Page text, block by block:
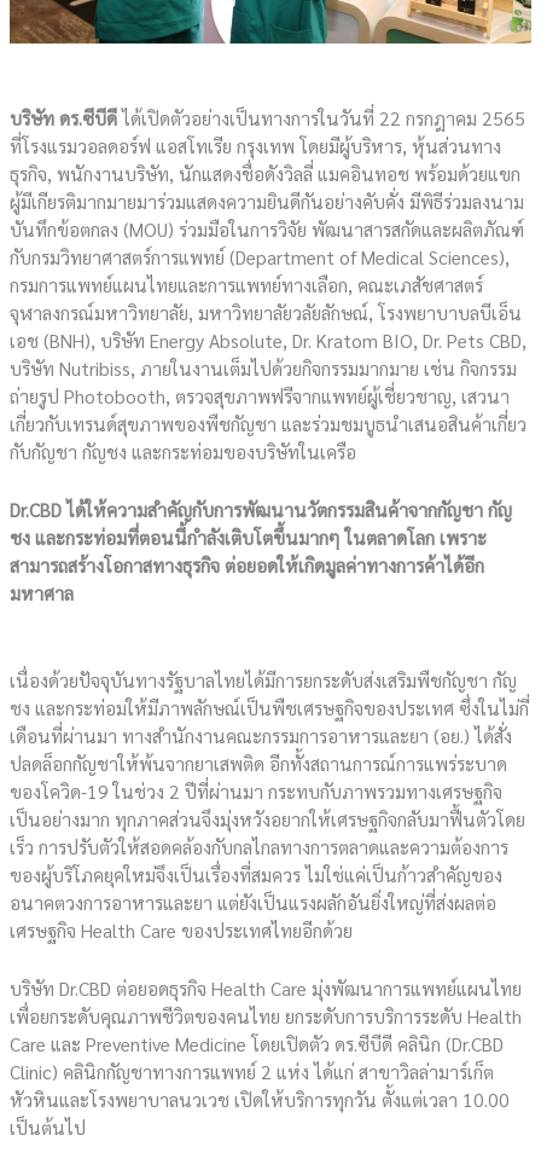
บริษัท ดร.ซีบีดีได้เปิดตัวอย่างเป็นทางการในวันที่ 22 กรกฎาคม 2565
ที่โรงแรมวอลดอร์ฟ แอสโทเรีย กรุงเทพ โดยมีผู้บริหาร, หุ้นส่วนทาง
ธุรกิจ, พนักงานบริษัท, นักแสดงชื่อดังวิลลี่ แมคอินทอช พร้อมด้วยแขก
ผู้มีเกียรติมากมายมาร่วมแสดงความยินดีกันอย่างคับคั่ง มีพิธีร่วมลงนาม
บันทึกข้อตกลง (MOU) ร่วมมือในการวิจัย พัฒนาสารสกัดและผลิตภัณฑ์
กับกรมวิทยาศาสตร์การแพทย์ (Department of Medical Sciences),
กรมการแพทย์แผนไทยและการแพทย์ทางเลือก, คณะเภสัชศาสตร์
จุฬาลงกรณ์มหาวิทยาลัย, มหาวิทยาลัยวลัยลักษณ์, โรงพยาบาบลบีเอ็น
เอช (BNH), บริษัท Energy Absolute, Dr. Kratom BIO, Dr. Pets CBD,
บริษัท Nutribiss, ภายในงานเต็มไปด้วยกิจกรรมมากมาย เช่น กิจกรรม
ถ่ายรูป Photobooth, ตรวจสุขภาพฟรีจากแพทย์ผู้เชี่ยวชาญ, เสวนา
เกี่ยวกับเทรนด์สุขภาพของพืชกัญชา และร่วมชมบูธนำเสนอสินค้าเกี่ยว
กับกัญชา กัญชง และกระท่อมของบริษัทในเครือ
Dr.CBDได้ให้ความสำคัญกับการพัฒนานวัตกรรมสินค้าจากกัญชา กัญ
ชง และกระท่อมที่ตอนนี้กำลังเติบโตขึ้นมากๆ ในตลาดโลก เพราะ
สามารถสร้างโอกาสทางธุรกิจ ต่อยอดให้เกิดมูลค่าทางการค้าได้อีก
มหาศาล
เนื่องด้วยปัจจุบันทางรัฐบาลไทยได้มีการยกระดับส่งเสริมพืชกัญชา กัญ
ชง และกระท่อมให้มีภาพลักษณ์เป็นพืชเศรษฐกิจของประเทศ ซึ่งในไม่กี่
เดือนที่ผ่านมา ทางสำนักงานคณะกรรมการอาหารและยา (อย.) ได้สั่ง
ปลดล็อกกัญชาให้พ้นจากยาเสพติด อีกทั้งสถานการณ์การแพร่ระบาด
ของโควิด-19 ในช่วง 2 ปีที่ผ่านมา กระทบกับภาพรวมทางเศรษฐกิจ
เป็นอย่างมาก ทุกภาคส่วนจึงมุ่งหวังอยากให้เศรษฐกิจกลับมาฟื้นตัวโดย
เร็ว การปรับตัวให้สอดคล้องกับกลไกลทางการตลาดและความต้องการ
ของผู้บริโภคยุคใหม่จึงเป็นเรื่องที่สมควร ไม่ใช่แค่เป็นก้าวสำคัญของ
อนาคตวงการอาหารและยา แต่ยังเป็นแรงผลักอันยิ่งใหญ่ที่ส่งผลต่อ
เศรษฐกิจ Health Care ของประเทศไทยอีกด้วย
บริษัท Dr.CBD ต่อยอดธุรกิจ Health Care มุ่งพัฒนาการแพทย์แผนไทย
เพื่อยกระดับคุณภาพชีวิตของคนไทย ยกระดับการบริการระดับ Health
Care และ Preventive Medicine โดยเปิดตัว ดร.ซีบีดี คลินิก (Dr.CBD
Clinic) คลินิกกัญชาทางการแพทย์ 2 แห่ง ได้แก่ สาขาวิลล่ามาร์เก็ต
หัวหินและโรงพยาบาลนวเวช เปิดให้บริการทุกวัน ตั้งแต่เวลา 10.00
เป็นต้นไป